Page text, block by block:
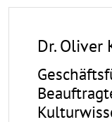
Dr. Oliver